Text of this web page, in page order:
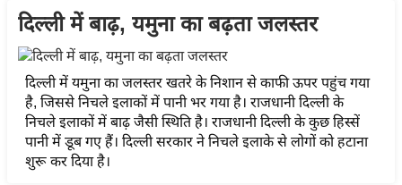
ब
रा
ष्ट्री
य
अं
त
दिल्ली में बाढ़, यमुना का बढ़ता जलस्तर
दिल्ली में यमुना का जलस्तर खतरे के निशान से काफी ऊपर पहुंच गया
है, जिससे निचले इलाकों में पानी भर गया है। राजधानी दिल्ली के
निचले इलाकों में बाढ़ जैसी स्थिति है। राजधानी दिल्ली के कुछ हिस्सें
पानी में डूब गए हैं। दिल्ली सरकार ने निचले इलाके से लोगों को हटाना
शुरू कर दिया है।